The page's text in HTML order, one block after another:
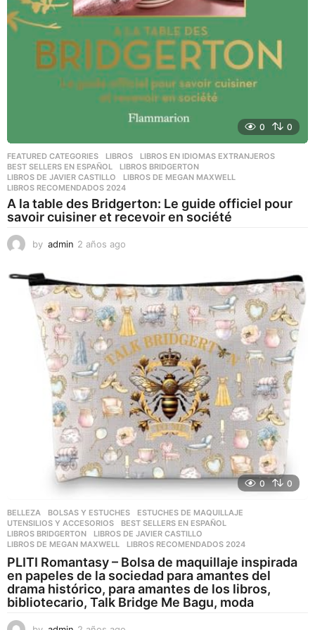
0 0
FEATURED CATEGORIES ,LIBROS ,LIBROS EN IDIOMAS EXTRANJEROS
BEST SELLERS EN ESPAÑOL
,LIBROS BRIDGERTON
LIBROS DE JAVIER CASTILLO
,LIBROS DE MEGAN MAXWELL
LIBROS RECOMENDADOS 2024
A la table des Bridgerton: Le guide officiel pour
savoir cuisiner et recevoir en société
by admin 2 años ago
o
s
a
g
o
0 0
BELLEZA ,BOLSAS Y ESTUCHES ,ESTUCHES DE MAQUILLAJE
UTENSILIOS Y ACCESORIOS
BEST SELLERS EN ESPAÑOL
LIBROS BRIDGERTON
,LIBROS DE JAVIER CASTILLO
LIBROS DE MEGAN MAXWELL
,LIBROS RECOMENDADOS 2024
PLITI Romantasy – Bolsa de maquillaje inspirada
en papeles de la sociedad para amantes del
drama histórico, para amantes de los libros,
bibliotecario, Talk Bridge Me Bagu, moda